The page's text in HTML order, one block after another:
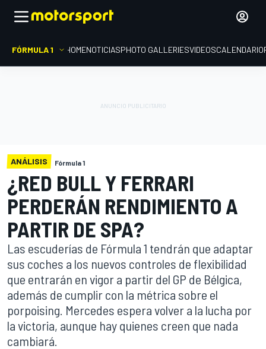
FÓRMULA 1 HOMENOTICIASPHOTO GALLERIESVIDEOSCALENDARIO
ANÁLISIS Fórmula 1
¿RED BULL Y FERRARI
PERDERÁN RENDIMIENTO A
PARTIR DE SPA?
Las escuderías de Fórmula 1 tendrán que adaptar
sus coches a los nuevos controles de flexibilidad
que entrarán en vigor a partir del GP de Bélgica,
además de cumplir con la métrica sobre el
porpoising. Mercedes espera volver a la lucha por
la victoria, aunque hay quienes creen que nada
cambiará.